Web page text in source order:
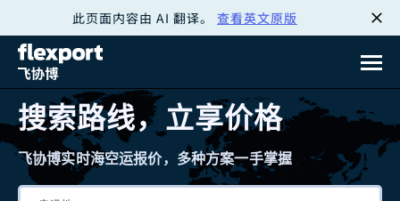
此页面内容由 AI 翻译。 查看英文原版
搜索路线，立享价格
飞协博实时海空运报价，多种方案一手掌握